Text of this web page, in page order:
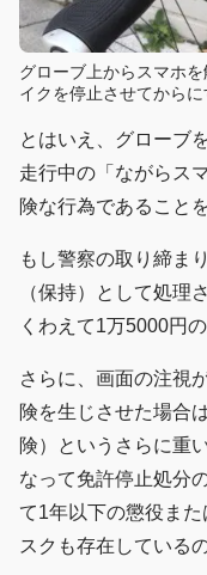
グローブ上からスマホ
イクを停止させてからに
とはいえ、グローブ
走行中の「ながらス
険な行為であること
もし警察の取り締ま
（保持）として処理
くわえて1万5000円
さらに、画面の注視
険を生じさせた場合
険）というさらに重
なって免許停止処分
て1年以下の懲役ま
スクも存在しているの